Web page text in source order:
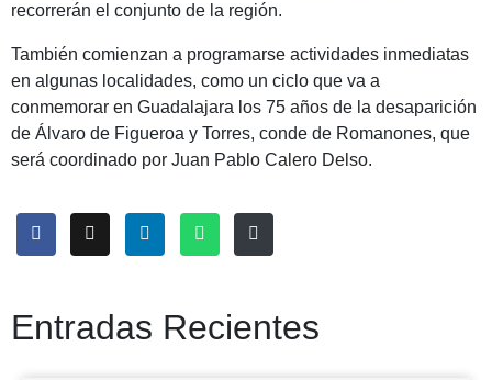
recorrerán el conjunto de la región.
También comienzan a programarse actividades inmediatas
en algunas localidades, como un ciclo que va a
conmemorar en Guadalajara los 75 años de la desaparición
de Álvaro de Figueroa y Torres, conde de Romanones, que
será coordinado por Juan Pablo Calero Delso.
Entradas Recientes